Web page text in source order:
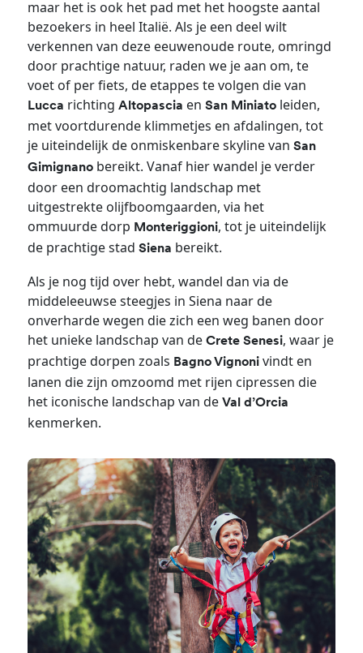
maar het is ook het pad met het hoogste aantal
bezoekers in heel Italië. Als je een deel wilt
verkennen van deze eeuwenoude route, omringd
door prachtige natuur, raden we je aan om, te
voet of per fiets, de etappes te volgen die van
Lucca richtingAltopascia enSan Miniato leiden,
met voortdurende klimmetjes en afdalingen, tot
je uiteindelijk de onmiskenbare skyline vanSan
Gimignano bereikt. Vanaf hier wandel je verder
door een droomachtig landschap met
uitgestrekte olijfboomgaarden, via het
ommuurde dorp Monteriggioni, tot je uiteindelijk
de prachtige stadSiena bereikt.
Als je nog tijd over hebt, wandel dan via de
middeleeuwse steegjes in Siena naar de
onverharde wegen die zich een weg banen door
het unieke landschap van deCrete Senesi, waar je
prachtige dorpen zoals Bagno Vignoni vindt en
lanen die zijn omzoomd met rijen cipressen die
het iconische landschap van deVal d’Orcia
kenmerken.